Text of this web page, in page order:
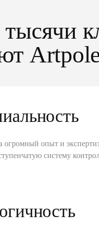
опыт и
систему